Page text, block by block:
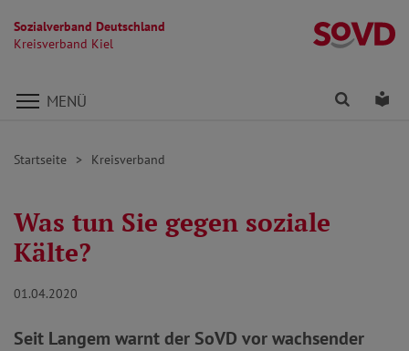
Sozialverband Deutschland
Kreisverband Kiel
Direkt zu den Inhalten springen
MENÜ Finden
Startseite Kreisverband
Was tun Sie gegen soziale
Kälte?
01.04.2020
Seit Langem warnt der SoVD vor wachsender